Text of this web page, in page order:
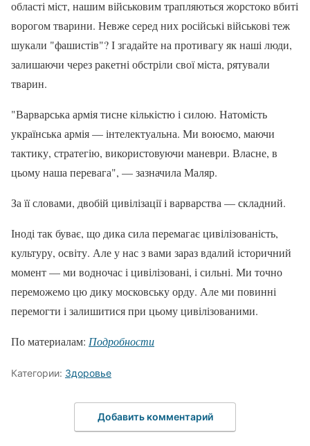
області міст, нашим військовим трапляються жорстоко вбиті
ворогом тварини. Невже серед них російські військові теж
шукали "фашистів"? І згадайте на противагу як наші люди,
залишаючи через ракетні обстріли свої міста, рятували
тварин.
"Варварська армія тисне кількістю і силою. Натомість
українська армія — інтелектуальна. Ми воюємо, маючи
тактику, стратегію, використовуючи маневри. Власне, в
цьому наша перевага", — зазначила Маляр.
За її словами, двобій цивілізації і варварства — складний.
Іноді так буває, що дика сила перемагає цивілізованість,
культуру, освіту. Але у нас з вами зараз вдалий історичний
момент — ми водночас і цивілізовані, і сильні. Ми точно
переможемо цю дику московську орду. Але ми повинні
перемогти і залишитися при цьому цивілізованими.
По материалам: Подробности
Категории: Здоровье
Добавить комментарий